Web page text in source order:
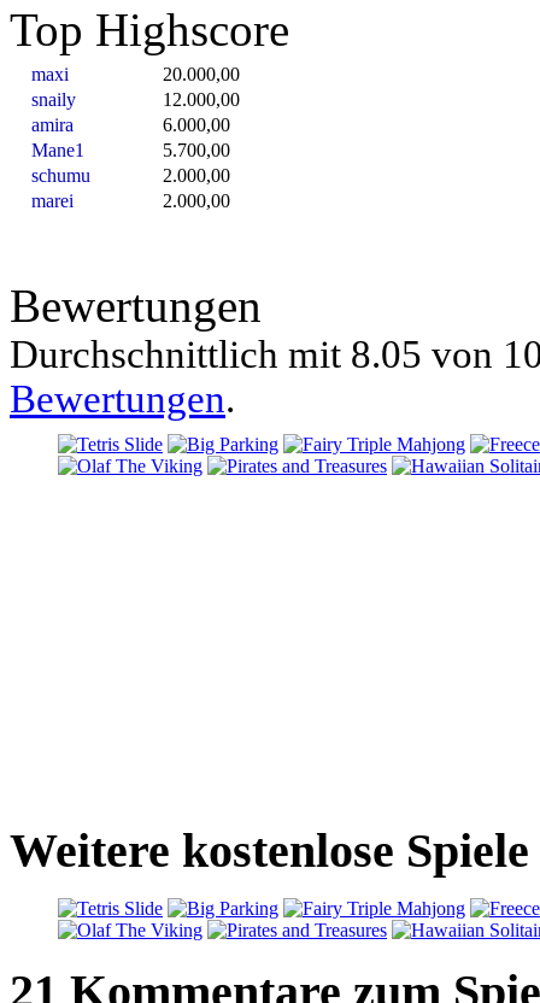
Top Highscore
maxi
20.000,00
snaily
12.000,00
amira
6.000,00
Mane1
5.700,00
schumu
2.000,00
marei
2.000,00
Bewertungen
Durchschnittlich mit 8.05 von
Bewertungen.
Weitere kostenlose
21 Kommentare zum